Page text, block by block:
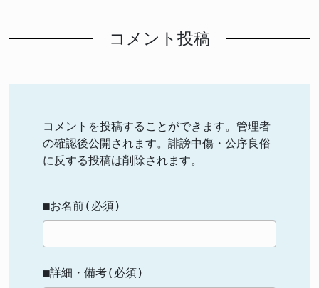
コメント投稿
コメントを投稿することができます。管理者
の確認後公開されます。誹謗中傷・公序良俗
に反する投稿は削除されます。
■お名前(必須)
■詳細・備考(必須)